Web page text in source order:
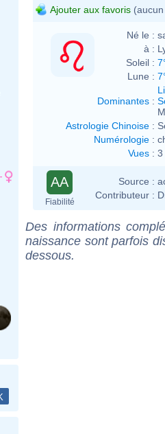
Ajouter aux favoris
Né le :
à :
Soleil :
Lune :
Dominantes :
Astrologie Chinoise :
Numérologie :
Vues : 3
AA
Fiabilité
Source :
Contributeur :
Des informations
naissance sont parfois
dessous.